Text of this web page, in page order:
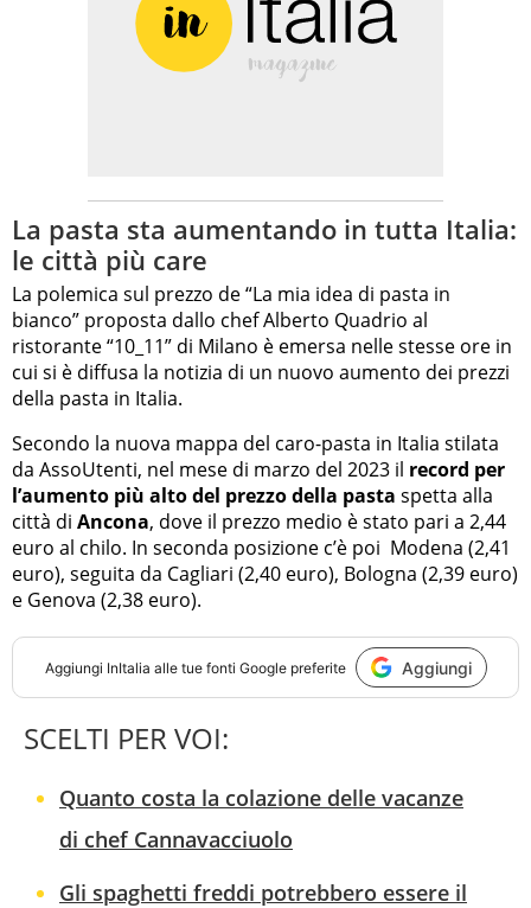
La pasta sta aumentando in tutta Italia:
le città più care
La polemica sul prezzo de “La mia idea di pasta in
bianco” proposta dallo chef Alberto Quadrio al
ristorante “10_11” di Milano è emersa nelle stesse ore in
cui si è diffusa la notizia di un nuovo aumento dei prezzi
della pasta in Italia.
Secondo la nuova mappa del caro-pasta in Italia stilata
da AssoUtenti, nel mese di marzo del 2023 il record per
l’aumento più alto del prezzo della pasta spetta alla
città di Ancona, dove il prezzo medio è stato pari a 2,44
euro al chilo. In seconda posizione c’è poi Modena (2,41
euro), seguita da Cagliari (2,40 euro), Bologna (2,39 euro)
e Genova (2,38 euro).
Aggiungi InItalia alle tue fonti Google preferite Aggiungi
SCELTI PER VOI:
Quanto costa la colazione delle vacanze
di chef Cannavacciuolo
Gli spaghetti freddi potrebbero essere il